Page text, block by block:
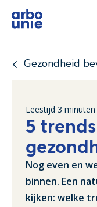
Gezondheid
Leestijd 3 minuten
5
Nog even en
binnen. Een
kijken: welke